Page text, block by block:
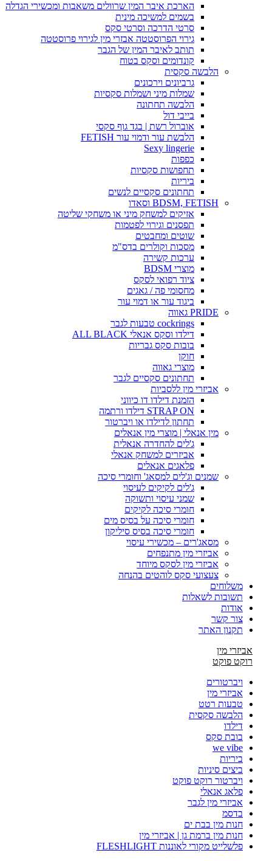
הארכת איבר המין שרוולים משאבות ומכשירי הגדלה
בשמים למשיכה מינית
סרטי הדרכה וסרטי סקס
גירוי הפרוסטטה אבזרי מין לגירוי פרוסטטה
תותב לאיבר המין של הגבר
קונדומים וסקס בטוח
הלבשה סקסית
גרביונים וירכונים
שמלות מיני ושמלות סקסיות
הלבשה תחתונה
בייבי דול
אוברול רשת | בגד גוף סקסי
הלבשת עור ודמוי עור FETISH
Sexy lingerie
כפפות
תחפושות סקסיות
ביריות
תחתונים סקסיים לנשים
BDSM, FETISH וסאדו
אזיקים למשחק מיני או משחקי שליטה
תפסנים וגירוי לפטמות
שוטים ומחבטים
מסכות וקולרים בדס"מ
ערכות קשירה
מוצרי BDSM
ציוד רפואי לסקס
מחסומי פה / גאגים
ביגוד עור או דמוי עור
PRIDE גאווה
cockrings טבעות לגבר
דילדו וסקס אנאלי ALL BLACK
בובות סקס גבריות
חוקן
מוצרי גאווה
תחתונים סקסיים לגבר
אביזרי מין ללסביות
הזמנת דילדו דו כיווני
STRAP ON דילדו ורתמה
תחתון לדילדו או ויברטור
מין אנאלי | מוצרי מין אנאלים
ג'לים להחדרה אנאלית
אביזרים למשחק אנאלי
פלאגים אנאלים
שמנים וג'לים למסאג' וחומרי סיכה
ג'לים לקיקים לעיסוי
שמני עיסוי ותשוקה
חומרי סיכה לקיקים
חומרי סיכה על בסיס מים
חומרי סיכה בסיס סיליקון
מסאג'רים – מכשירי עיסוי
אביזרי מין מתנפחים
אביזרי מין לסקס מיוחד
צעצועי סקס לוהטים בהנחה
משלוחים
תשובות לשאלות
אודות
צור קשר
תקנון האתר
אביזרי מין
רוקט פוקט
ויברטורים
אביזרי מין
טבעות רטט
הלבשה סקסית
דילדו
בובת סקס
we vibe
ביריות
ביצים סיניות
ויברטור רוקט פוקט
פלאג אנאלי
אביזרי מין לגבר
בדסמ
חנות מין בבת ים
חנות מין ברמת גן | אביזרי מין
פלשלייט מקורי לאוננות FLESHLIGHT